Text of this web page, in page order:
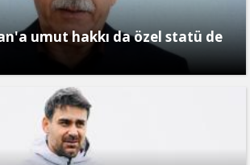
umut hakkı da özel statü de